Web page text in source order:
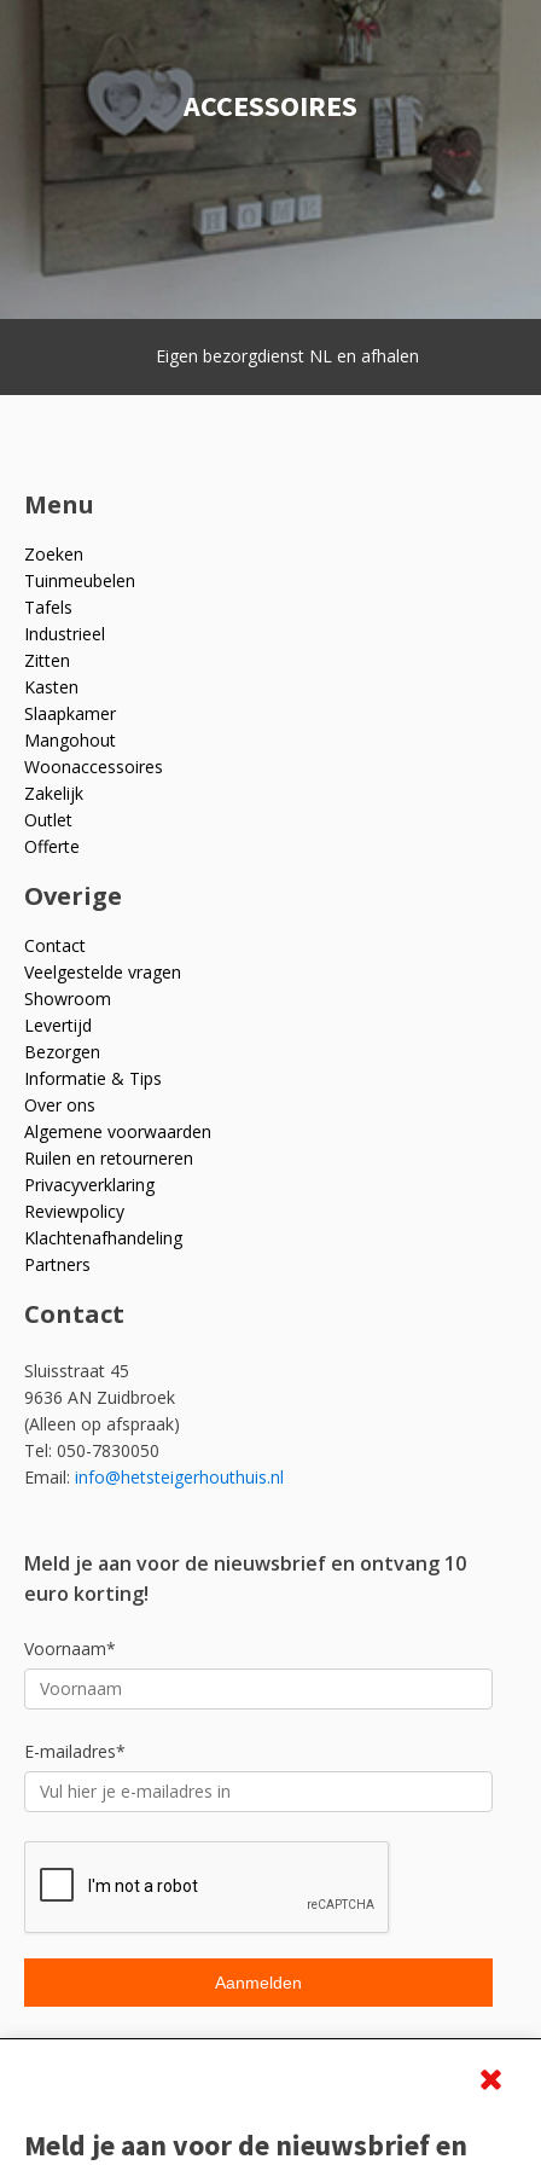
ACCESSOIRES
Eigen bezorgdienst NL en afhalen
Menu
Zoeken
Tuinmeubelen
Tafels
Industrieel
Zitten
Kasten
Slaapkamer
Mangohout
Woonaccessoires
Zakelijk
Outlet
Offerte
Overige
Contact
Veelgestelde vragen
Showroom
Levertijd
Bezorgen
Informatie & Tips
Over ons
Algemene voorwaarden
Ruilen en retourneren
Privacyverklaring
Reviewpolicy
Klachtenafhandeling
Partners
Contact
Sluisstraat 45
9636 AN Zuidbroek
(Alleen op afspraak)
Tel: 050-7830050
Email: info@hetsteigerhouthuis.nl
Meld je aan voor de nieuwsbrief en ontvang 10
euro korting!
Voornaam*
E-mailadres*
Meld je aan voor de nieuwsbrief en